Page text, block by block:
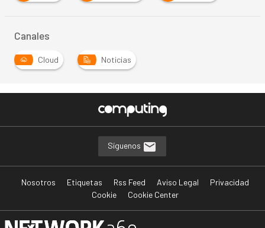
Canales
Cloud Noticias
Síguenos
Nosotros Etiquetas Rss Feed Aviso Legal
Privacidad
Cookie
Cookie Center